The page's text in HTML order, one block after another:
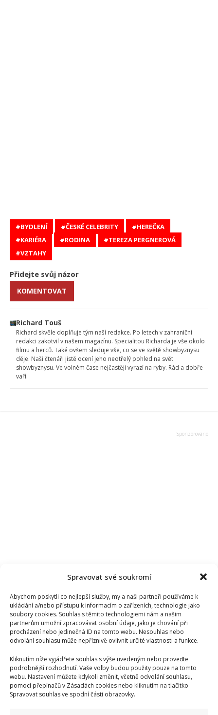
Spravovat své soukromí
Abychom poskytli co nejlepší služby, my a naši partneři používáme k
ukládání a/nebo přístupu k informacím o zařízeních, technologie jako
soubory cookies. Souhlas s těmito technologiemi nám a našim
partnerům umožní zpracovávat osobní údaje, jako je chování při
procházení nebo jedinečná ID na tomto webu. Nesouhlas nebo
odvolání souhlasu může nepříznivě ovlivnit určité vlastnosti a funkce.
Kliknutím níže vyjádřete souhlas s výše uvedeným nebo proveďte
podrobnější rozhodnutí. Vaše volby budou použity pouze na tomto
webu. Nastavení můžete kdykoli změnit, včetně odvolání souhlasu,
pomocí přepínačů v Zásadách cookies nebo kliknutím na tlačítko
Spravovat souhlas ve spodní části obrazovky.
BYDLENÍ ČESKÉ CELEBRITY
HEREČKA
KARIÉRA
RODINA
TEREZA PERGNEROVÁ
VZTAHY
Přidejte svůj názor
KOMENTOVAT
Richard Touš
Richard skvěle doplňuje tým naší redakce. Po letech v zahraniční
redakci zakotvil v našem magazínu. Specialitou Richarda je vše okolo
filmu a herců. Také ovšem sleduje vše, co se ve světě showbyznysu
děje. Naši čtenáři jistě ocení jeho neotřelý pohled na svět
showbyznysu. Ve volném čase nejčastěji vyrazí na ryby. Rád a dobře
vaří.